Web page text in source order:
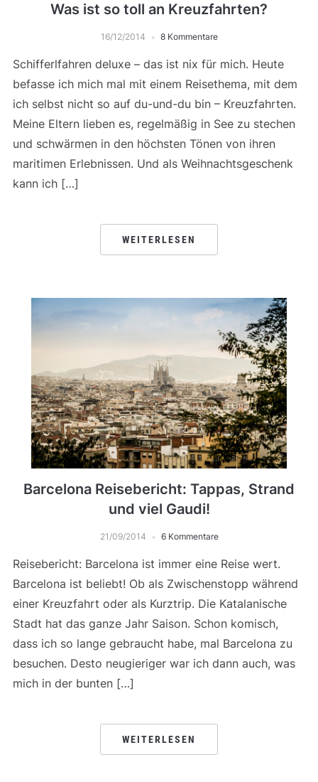
Was ist so toll an Kreuzfahrten?
16/12/2014 8 Kommentare
Schifferlfahren deluxe – das ist nix für mich. Heute
befasse ich mich mal mit einem Reisethema, mit dem
ich selbst nicht so auf du-und-du bin – Kreuzfahrten.
Meine Eltern lieben es, regelmäßig in See zu stechen
und schwärmen in den höchsten Tönen von ihren
maritimen Erlebnissen. Und als Weihnachtsgeschenk
kann ich […]
WEITERLESEN
Barcelona Reisebericht: Tappas, Strand
und viel Gaudi!
21/09/2014 6 Kommentare
Reisebericht: Barcelona ist immer eine Reise wert.
Barcelona ist beliebt! Ob als Zwischenstopp während
einer Kreuzfahrt oder als Kurztrip. Die Katalanische
Stadt hat das ganze Jahr Saison. Schon komisch,
dass ich so lange gebraucht habe, mal Barcelona zu
besuchen. Desto neugieriger war ich dann auch, was
mich in der bunten […]
WEITERLESEN